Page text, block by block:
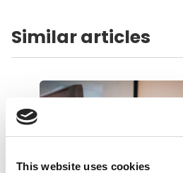
This website uses cookies
Similar articles